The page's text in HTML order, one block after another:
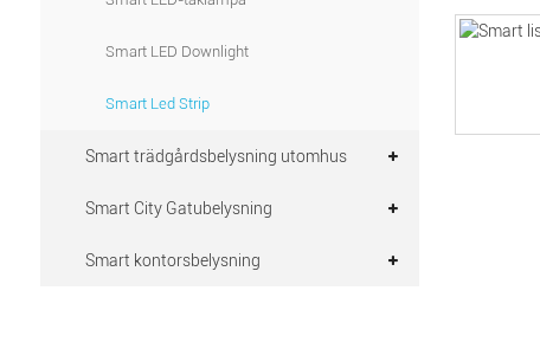
Smart LED Downlight
Smart Led Strip
Smart trädgårdsbelysning utomhus
Smart City Gatubelysning
Smart kontorsbelysning